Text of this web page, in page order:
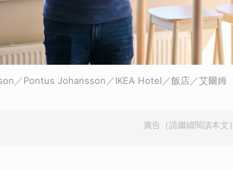
／Pontus Johansson／IKEA Hotel／飯店／艾爾姆
廣告（請繼續閱讀本文）